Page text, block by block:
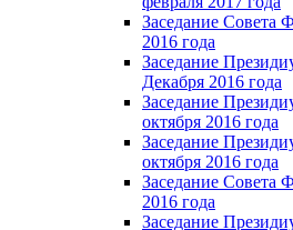
Заседание
2016 года
Заседание
Декабря 2016 года
Заседание
октября 2016 года
Заседание
октября 2016 года
Заседание
2016 года
Заседание